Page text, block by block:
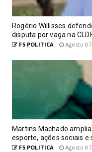
Rogério Willisses
disputa por vaga na
F5 POLITICA Agosto
Martins Machado
esporte, ações sociais e
F5 POLITICA Agosto